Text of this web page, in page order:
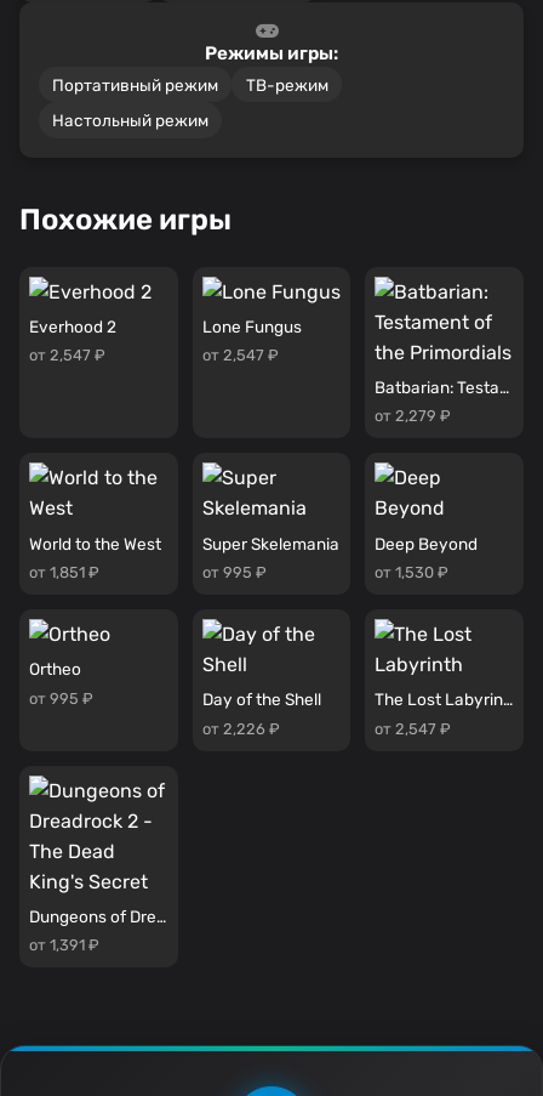
Режимы игры:
Портативный режим
ТВ-режим
Настольный режим
Похожие игры
Everhood 2
от 2,547 ₽
Lone Fungus
от 2,547 ₽
Batbarian: Testament of the Primordials
от 2,279 ₽
World to the West
от 1,851 ₽
Super Skelemania
от 995 ₽
Deep Beyond
от 1,530 ₽
Ortheo
от 995 ₽ Day of the Shell
от 2,226 ₽
The Lost Labyrinth
от 2,547 ₽
Dungeons of Dreadrock 2 - The Dead King's Secret
от 1,391 ₽